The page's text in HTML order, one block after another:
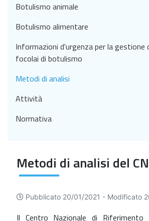
Metodi di analisi del
Pubblicato 20/01/2021 - Modificato
Il Centro Nazionale di
Botulismo animale
Botulismo alimentare
Informazioni d'urgenza per la gestione
focolai di botulismo
Metodi di analisi
Attività
Normativa